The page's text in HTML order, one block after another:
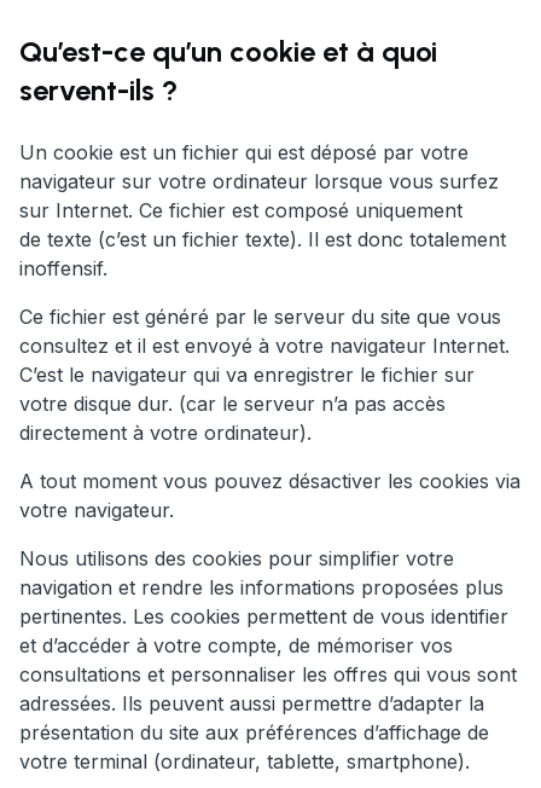
Qu’est-ce qu’un cookie et à quoi
servent-ils ?
Un cookie est un fichier qui est déposé par votre
navigateur sur votre ordinateur lorsque vous surfez
sur Internet. Ce fichier est composé uniquement
de texte (c’est un fichier texte). Il est donc totalement
inoffensif.
Ce fichier est généré par le serveur du site que vous
consultez et il est envoyé à votre navigateur Internet.
C’est le navigateur qui va enregistrer le fichier sur
votre disque dur. (car le serveur n’a pas accès
directement à votre ordinateur).
A tout moment vous pouvez désactiver les cookies via
votre navigateur.
Nous utilisons des cookies pour simplifier votre
navigation et rendre les informations proposées plus
pertinentes. Les cookies permettent de vous identifier
et d’accéder à votre compte, de mémoriser vos
consultations et personnaliser les offres qui vous sont
adressées. Ils peuvent aussi permettre d’adapter la
présentation du site aux préférences d’affichage de
votre terminal (ordinateur, tablette, smartphone).